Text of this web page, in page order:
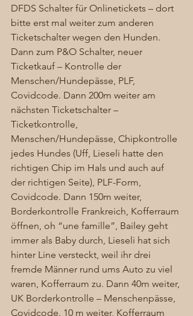
DFDS Schalter für Onlinetickets – dort
bitte erst mal weiter zum anderen
Ticketschalter wegen den Hunden.
Dann zum P&O Schalter, neuer
Ticketkauf – Kontrolle der
Menschen/Hundepässe, PLF,
Covidcode. Dann 200m weiter am
nächsten Ticketschalter –
Ticketkontrolle,
Menschen/Hundepässe, Chipkontrolle
jedes Hundes (Uff, Lieseli hatte den
richtigen Chip im Hals und auch auf
der richtigen Seite), PLF-Form,
Covidcode. Dann 150m weiter,
Borderkontrolle Frankreich, Kofferraum
öffnen, oh “une famille”, Bailey geht
immer als Baby durch, Lieseli hat sich
hinter Line versteckt, weil ihr drei
fremde Männer rund ums Auto zu viel
waren, Kofferraum zu. Dann 40m weiter,
UK Borderkontrolle – Menschenpässe,
Covidcode. 10 m weiter, Kofferraum